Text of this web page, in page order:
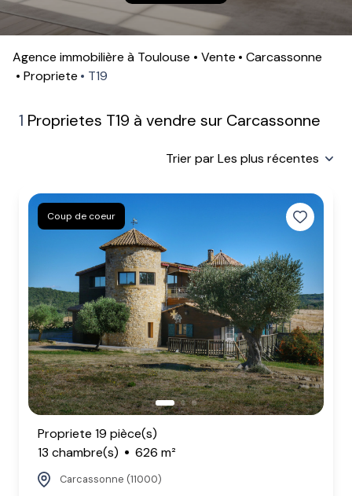
contactez-
nous
Agence immobilière à Toulouse Vente
Carcassonne
Propriete
T19
1 Proprietes T19 à vendre sur Carcassonne
Trier par Les plus récentes
Coup de coeur
Propriete 19 pièce(s)
13 chambre(s)
626 m²
Carcassonne (11000)